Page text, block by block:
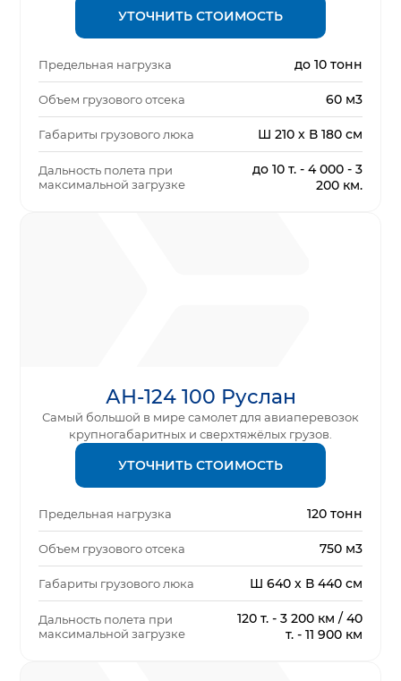
УТОЧНИТЬ СТОИМОСТЬ
Предельная нагрузка до 10 тонн
Объем грузового отсека 60 м3
Габариты грузового люка Ш 210 х В 180 см
Дальность полета при
максимальной загрузке
до 10 т. - 4 000 - 3
200 км.
АН-124 100 Руслан
Самый большой в мире самолет для авиаперевозок
крупногабаритных и сверхтяжёлых грузов.
УТОЧНИТЬ СТОИМОСТЬ
Предельная нагрузка 120 тонн
Объем грузового отсека 750 м3
Габариты грузового люка Ш 640 х В 440 см
Дальность полета при
максимальной загрузке
120 т. - 3 200 км / 40
т. - 11 900 км